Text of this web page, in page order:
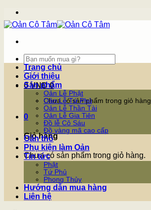
Skip
to
content
Tìm
kiếm:
0VNĐ 0
Chưa có sản phẩm trong giỏ hàng.
0
Giỏ hàng
Chưa có sản phẩm trong giỏ hàng.
Trang chủ
Giới thiệu
Sản phẩm
Oản Lễ Phật
Oản Lễ Tứ Phủ
Oản Lễ Thần Tài
Oản Lễ Gia Tiên
Đồ lễ Cô Sáu
Đồ vàng mã cao cấp
Oản thô
Phụ kiện làm Oản
Tin tức
Phật
Tứ Phủ
Phong Thủy
Hướng dẫn mua hàng
Liên hệ